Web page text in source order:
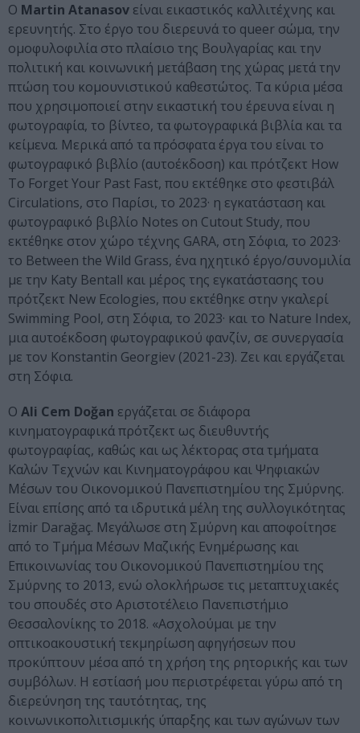
Ο Martin Atanasov είναι εικαστικός καλλιτέχνης και
ερευνητής. Στο έργο του διερευνά το queer σώμα, την
ομοφυλοφιλία στο πλαίσιο της Βουλγαρίας και την
πολιτική και κοινωνική μετάβαση της χώρας μετά την
πτώση του κομουνιστικού καθεστώτος. Τα κύρια μέσα
που χρησιμοποιεί στην εικαστική του έρευνα είναι η
φωτογραφία, το βίντεο, τα φωτογραφικά βιβλία και τα
κείμενα. Μερικά από τα πρόσφατα έργα του είναι το
φωτογραφικό βιβλίο (αυτοέκδοση) και πρότζεκτ How
To Forget Your Past Fast, που εκτέθηκε στο φεστιβάλ
Circulations, στο Παρίσι, το 2023· η εγκατάσταση και
φωτογραφικό βιβλίο Notes on Cutout Study, που
εκτέθηκε στον χώρο τέχνης GARA, στη Σόφια, το 2023·
το Between the Wild Grass, ένα ηχητικό έργο/συνομιλία
με την Katy Bentall και μέρος της εγκατάστασης του
πρότζεκτ New Ecologies, που εκτέθηκε στην γκαλερί
Swimming Pool, στη Σόφια, το 2023· και το Nature Index,
μια αυτοέκδοση φωτογραφικού φανζίν, σε συνεργασία
με τον Konstantin Georgiev (2021-23). Ζει και εργάζεται
στη Σόφια.
Ο Ali Cem Doğan εργάζεται σε διάφορα
κινηματογραφικά πρότζεκτ ως διευθυντής
φωτογραφίας, καθώς και ως λέκτορας στα τμήματα
Καλών Τεχνών και Κινηματογράφου και Ψηφιακών
Μέσων του Οικονομικού Πανεπιστημίου της Σμύρνης.
Είναι επίσης από τα ιδρυτικά μέλη της συλλογικότητας
İzmir Darağaç. Μεγάλωσε στη Σμύρνη και αποφοίτησε
από το Τμήμα Μέσων Μαζικής Ενημέρωσης και
Επικοινωνίας του Οικονομικού Πανεπιστημίου της
Σμύρνης το 2013, ενώ ολοκλήρωσε τις μεταπτυχιακές
του σπουδές στο Αριστοτέλειο Πανεπιστήμιο
Θεσσαλονίκης το 2018. «Ασχολούμαι με την
οπτικοακουστική τεκμηρίωση αφηγήσεων που
προκύπτουν μέσα από τη χρήση της ρητορικής και των
συμβόλων. Η εστίασή μου περιστρέφεται γύρω από τη
διερεύνηση της ταυτότητας, της
κοινωνικοπολιτισμικής ύπαρξης και των αγώνων των